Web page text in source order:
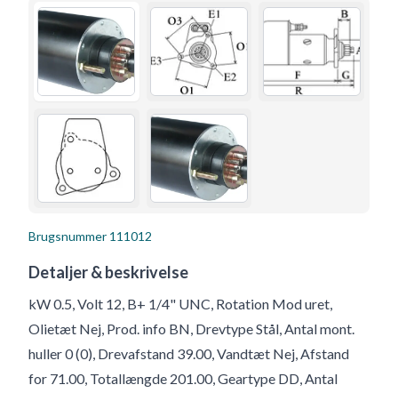
Brugsnummer 111012
Detaljer & beskrivelse
kW 0.5, Volt 12, B+ 1/4" UNC, Rotation Mod uret,
Olietæt Nej, Prod. info BN, Drevtype Stål, Antal mont.
huller 0 (0), Drevafstand 39.00, Vandtæt Nej, Afstand
for 71.00, Totallængde 201.00, Geartype DD, Antal